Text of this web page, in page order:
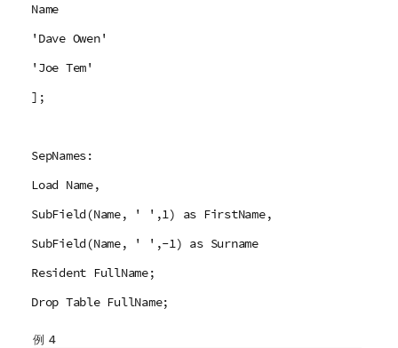
Name
'Dave Owen'
'Joe Tem'
];
SepNames:
Load Name,
SubField(Name, ' ',1) as FirstName,
SubField(Name, ' ',-1) as Surname
Resident FullName;
Drop Table FullName;
例 4